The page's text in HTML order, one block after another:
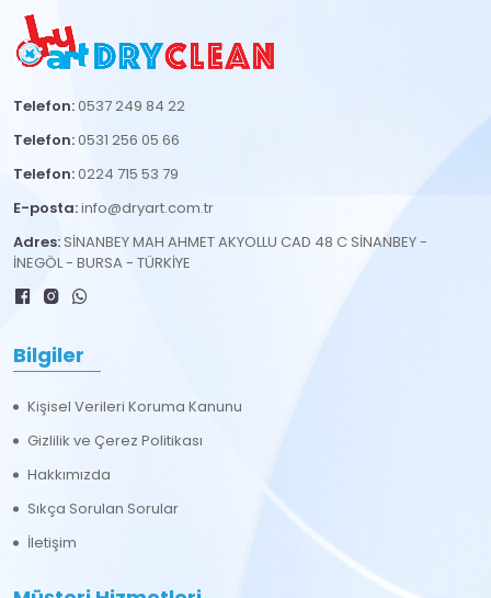
Telefon:0537 249 84 22
Telefon:0531 256 05 66
Telefon:0224 715 53 79
E-posta:info@dryart.com.tr
Adres: SİNANBEY MAH AHMET AKYOLLU CAD 48 C SİNANBEY -
İNEGÖL - BURSA - TÜRKİYE
Bilgiler
Kişisel Verileri Koruma Kanunu
Gizlilik ve Çerez Politikası
Hakkımızda
Sıkça Sorulan Sorular
İletişim